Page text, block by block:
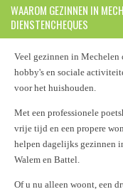
WAAROM GEZINNEN IN
DIENSTENCHEQUES
Veel gezinnen in Mechelen
hobby's en sociale
voor het huishouden.
Met een professionele
vrije tijd en een propere
helpen dagelijks gezinnen
Walem en Battel.
Of u nu alleen woont, een